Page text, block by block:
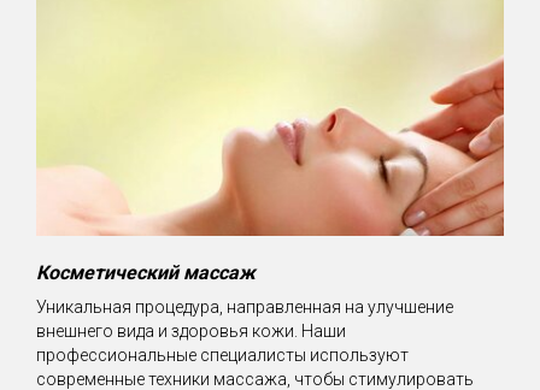
Косметический массаж
Уникальная процедура, направленная на улучшение
внешнего вида и здоровья кожи. Наши
профессиональные специалисты используют
современные техники массажа, чтобы стимулировать